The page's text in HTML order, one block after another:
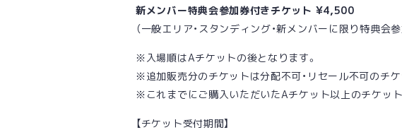
新メンバー特典会参加券付きチケット ¥4,500
（一般エリア・スタンディング・新メンバーに限り特典会参
※入場順はAチケットの後となります。
※追加販売分のチケットは分配不可・リセール不可のチケ
※これまでにご購入いただいたAチケット以上のチケッ
【チケット受付期間】